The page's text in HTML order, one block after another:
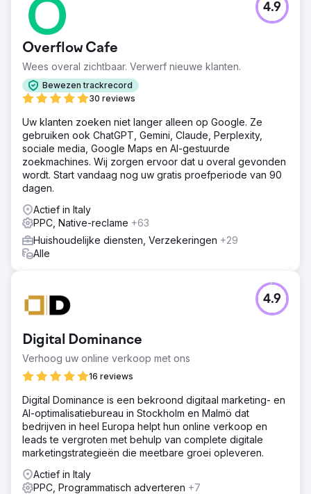
Overflow Cafe
Wees overal zichtbaar. Verwerf nieuwe klanten.
Bewezen trackrecord
30 reviews
4.9
Uw klanten zoeken niet langer alleen op Google. Ze
gebruiken ook ChatGPT, Gemini, Claude, Perplexity,
sociale media, Google Maps en AI-gestuurde
zoekmachines. Wij zorgen ervoor dat u overal gevonden
wordt. Start vandaag nog uw gratis proefperiode van 90
dagen.
Actief in Italy
PPC, Native-reclame +63
Huishoudelijke diensten, Verzekeringen +29
Alle
Digital Dominance
Verhoog uw online verkoop met ons
16 reviews
4.9
Digital Dominance is een bekroond digitaal marketing- en
AI-optimalisatiebureau in Stockholm en Malmö dat
bedrijven in heel Europa helpt hun online verkoop en
leads te vergroten met behulp van complete digitale
marketingstrategieën die meetbare groei opleveren.
Actief in Italy
PPC, Programmatisch adverteren +7